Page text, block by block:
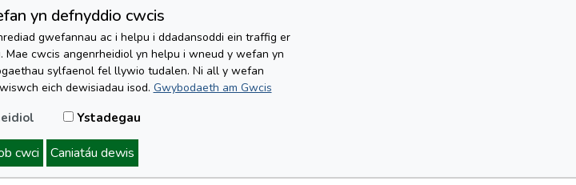
yn defnyddio cwcis
gwefannau ac i helpu i ddadansoddi ein traffig er
cwcis angenrheidiol yn helpu i wneud y wefan yn
sylfaenol fel llywio tudalen. Ni all y wefan
eich dewisiadau isod. Gwybodaeth am Gwcis
Ystadegau
cwci Caniatáu dewis